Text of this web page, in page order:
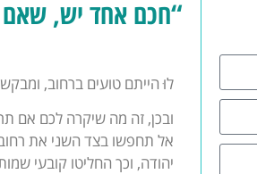
“חכם אחד יש, שאם
לוּ הייתם טועים ברחוב,
ובכן, זה מה שיקרה לכם אם
אל תחפשו בצד השני את
יהודה, וכך החליטו קובעי